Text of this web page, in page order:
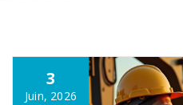
3
Juin, 2026